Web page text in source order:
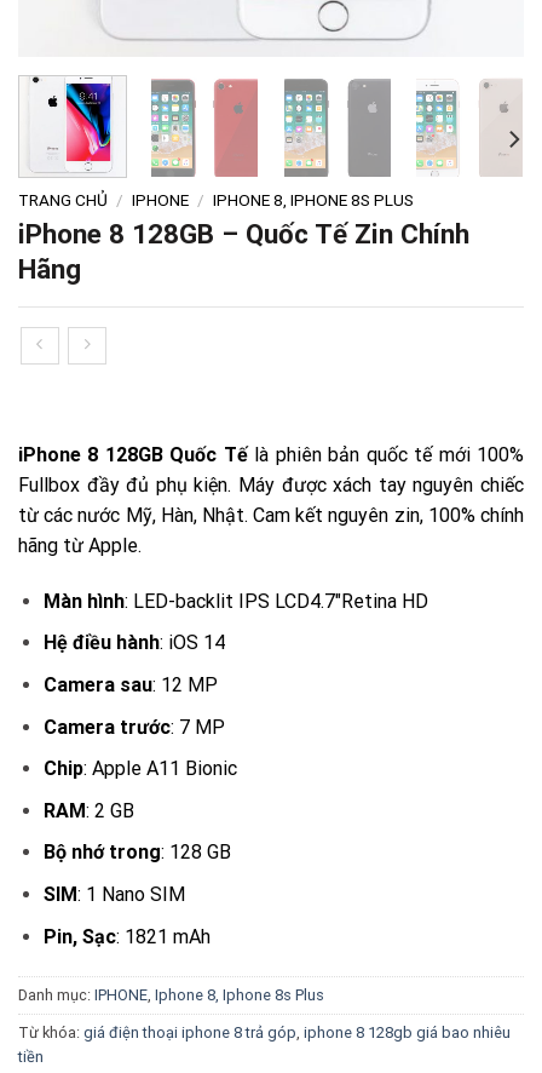
TRANG CHỦ / IPHONE / IPHONE 8, IPHONE 8S PLUS
iPhone 8 128GB – Quốc Tế Zin Chính
Hãng
iPhone 8 128GB Quốc Tếlà phiên bản quốc tế mới 100%
Fullbox đầy đủ phụ kiện. Máy được xách tay nguyên chiếc
từ các nước Mỹ, Hàn, Nhật. Cam kết nguyên zin, 100% chính
hãng từ Apple.
Màn hình: LED-backlit IPS LCD4.7″Retina HD
Hệ điều hành: iOS 14
Camera sau: 12 MP
Camera trước: 7 MP
Chip: Apple A11 Bionic
RAM: 2 GB
Bộ nhớ trong: 128 GB
SIM: 1 Nano SIM
Pin, Sạc: 1821 mAh
Danh mục: IPHONE, Iphone 8, Iphone 8s Plus
Từ khóa: giá điện thoại iphone 8 trả góp, iphone 8 128gb giá bao nhiêu
tiền